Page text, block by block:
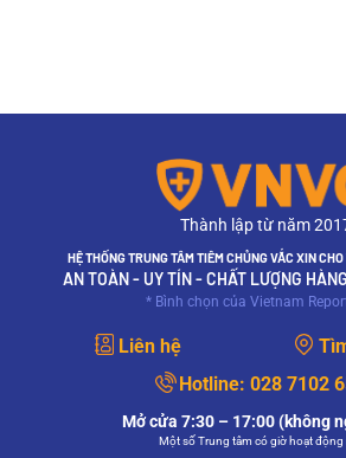
Thành lập từ năm
HỆ THỐNG TRUNG TÂM TIÊM CHỦNG VẮC XIN
AN TOÀN - UY TÍN - CHẤT LƯỢNG
* Bình chọn của Vietnam
Liên hệ
Hotline: 028 7102
Mở cửa 7:30 – 17:00 (không
Một số Trung tâm có giờ hoạt động